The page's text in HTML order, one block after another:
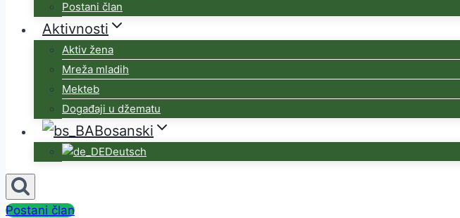
Postani član
Aktivnosti
Aktiv žena
Mreža mladih
Mekteb
Događaji u džematu
Bosanski
Deutsch
Postani član